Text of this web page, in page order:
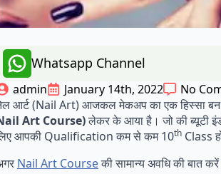
Whatsapp Channel
admin January 14th, 2022
No
आर्ट (Nail Art) आजकल मेकअप का एक हिस्सा बन
Art Course)लेकर के आया है। जो कीब्यूटी
आपकी Qualification कम से कम 10th Class
Nail Art Courseकी सामान्य अवधि की बात